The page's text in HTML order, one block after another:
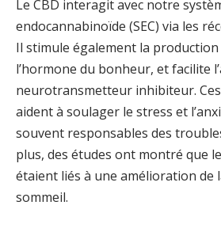
Le CBD interagit avec notre
endocannabinoïde (SEC) via les
Il stimule également la
l’hormone du bonheur, et facilite
neurotransmetteur inhibiteur.
aident à soulager le stress et
souvent responsables des
plus, des études ont montré que le
étaient liés à une amélioration de
sommeil.